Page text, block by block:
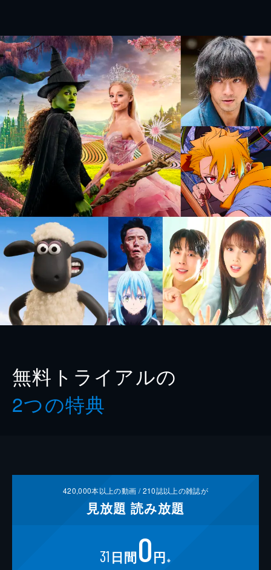
無料トライアルの
2つの特典
420,000本以上の動画 /210誌以上の雑誌が
見放題 読み放題
31 日間0円 ※